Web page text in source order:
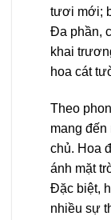
tươi mới;
Đa phần,
khai
hoa cát
Theo
mang đến
chủ. Hoa
ánh mặt
Đặc biệt,
nhiều sự